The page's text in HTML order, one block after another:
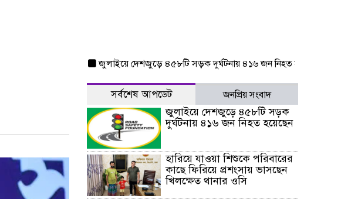
জুলাইয়ে দেশজুড়ে ৪৫৮টি সড়ক দুর্ঘটনায় ৪১৬ জন নিহত হয়েছেন
সর্বশেষ আপডেট জনপ্রিয় সংবাদ
জুলাইয়ে দেশজুড়ে ৪৫৮টি সড়ক
দুর্ঘটনায় ৪১৬ জন নিহত হয়েছেন
হারিয়ে যাওয়া শিশুকে পরিবারের
কাছে ফিরিয়ে প্রশংসায় ভাসছেন
খিলক্ষেত থানার ওসি